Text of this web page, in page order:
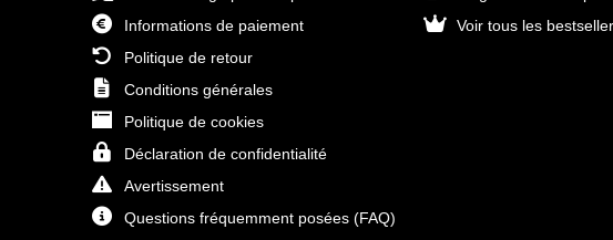
Informations de paiement
Politique de retour
Conditions générales
Politique de cookies
Déclaration de confidentialité
Avertissement
Questions fréquemment posées (FAQ)
Voir tous les